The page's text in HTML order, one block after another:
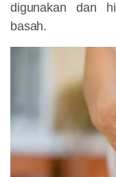
digunakan dan
basah.